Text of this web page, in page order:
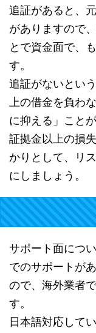
追証があると、
がありますので
とで資金面で、
す。
追証がないとい
上の借金を負わ
に抑える」こと
証拠金以上の損
かりとして、リ
にしましょう。
サポート面につ
でのサポートが
ので、海外業者
す。
日本語対応して